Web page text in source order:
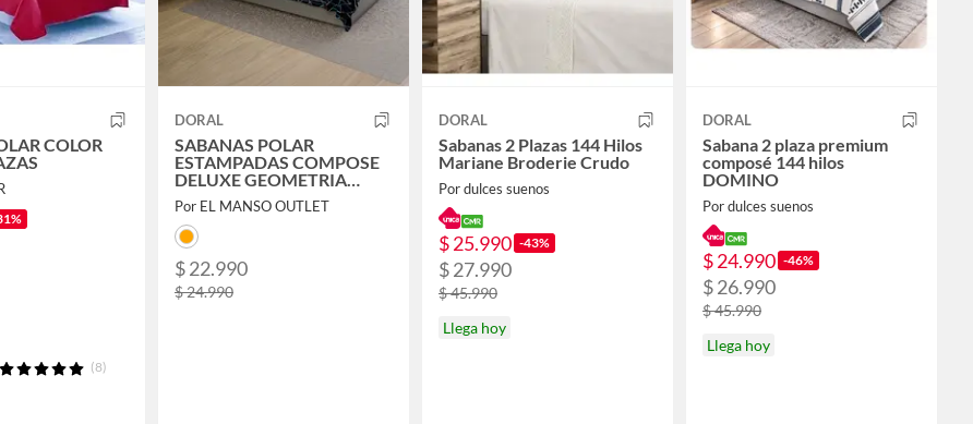
COLOR
(8)
DORAL
SABANAS POLAR
ESTAMPADAS COMPOSE
DELUXE GEOMETRIA
AZUL SALMON 2 PLAZAS
Por EL MANSO OUTLET
$ 22.990
$ 24.990
DORAL
Sabanas 2 Plazas 144 Hilos
Mariane Broderie Crudo
Por dulces suenos
$ 25.990 -43%
$ 27.990
$ 45.990
Llega hoy
DORAL
Sabana 2 plaza premium
composé 144 hilos
DOMINO
Por dulces suenos
$ 24.990 -46%
$ 26.990
$ 45.990
Llega hoy